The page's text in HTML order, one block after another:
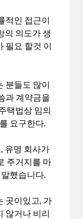
적인 접근이
의 의도가 생
필요 할것 이
분들도 많이
과 계약금을
택법상 임의
요구한다.
유명 회사가
주거지를 마
했습니다.
곳이있고, 가
않거나 비리